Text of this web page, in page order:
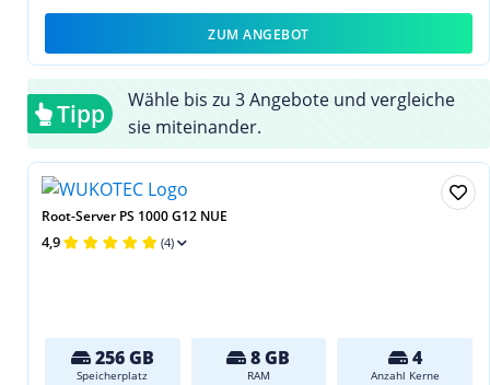
ZUM ANGEBOT
Tipp
Wähle bis zu 3 Angebote und vergleiche
sie miteinander.
Root-Server PS 1000 G12 NUE
4,9 (4)
256 GB
Speicherplatz
8 GB
RAM
4
Anzahl Kerne